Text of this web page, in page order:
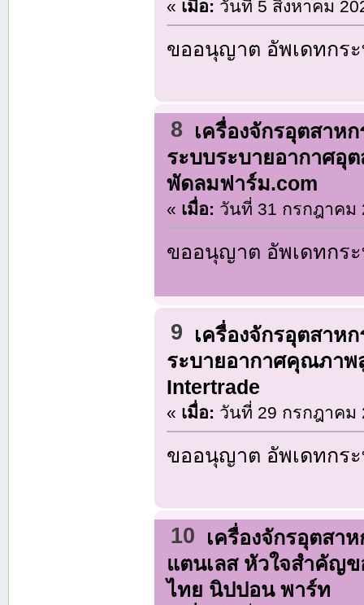
« เมื่อ: วันที่ 5 สิงหาคม
ขออนุญาต อัพเดทกร
8 เครื่องจักรอุตสาห
ระบบระบายอากาศอุ
พัดลมฟาร์ม.com
« เมื่อ: วันที่ 31 กรกฎาคม
ขออนุญาต อัพเดทกร
9
เครื่องจักรอุตสาห
ระบายอากาศคุณภาพ
Intertrade
« เมื่อ: วันที่ 29 กรกฎาคม
ขออนุญาต อัพเดทกร
10
เครื่องจักรอุตสา
แตนเลส หัวใจสำคัญข
ไทย นิปปอน พาร์ท